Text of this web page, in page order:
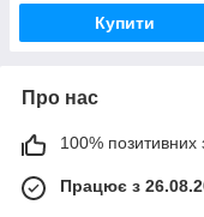
Купити
Про нас
100% позитивних
Працює з